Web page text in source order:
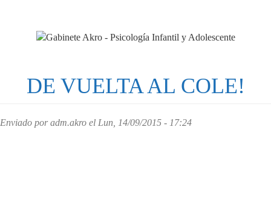
principalDE VUELTA AL COLE!
Enviado poradm.akro el Lun, 14/09/2015 - 17:24